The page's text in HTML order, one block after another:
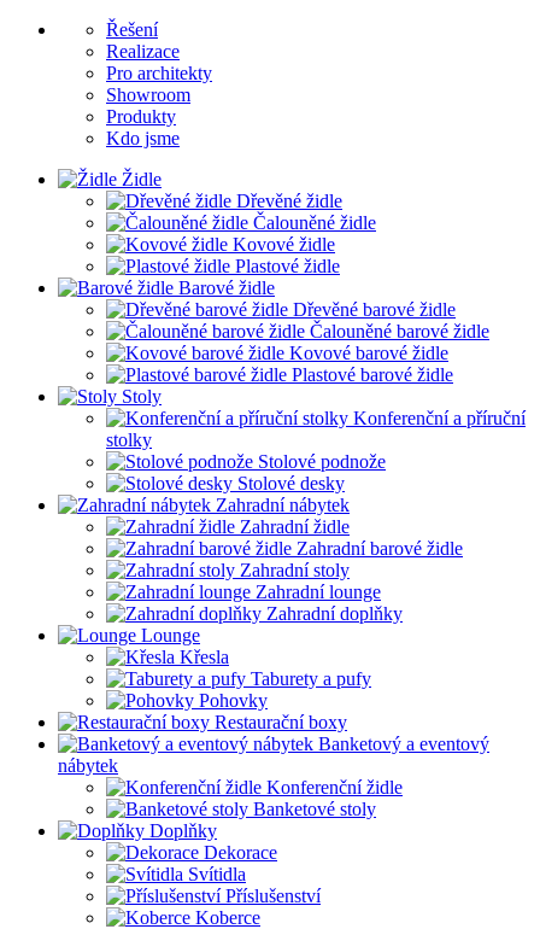
Řešení
Realizace
Pro architekty
Showroom
Produkty
Kdo jsme
Židle
Dřevěné židle
Čalouněné židle
Kovové židle
Plastové židle
Barové židle
Dřevěné barové židle
Čalouněné barové židle
Kovové barové židle
Plastové barové židle
Stoly
Konferenční a příruční
stolky
Stolové podnože
Stolové desky
Zahradní nábytek
Zahradní židle
Zahradní barové židle
Zahradní stoly
Zahradní lounge
Zahradní doplňky
Lounge
Křesla
Taburety a pufy
Pohovky
Restaurační boxy
Banketový a eventový
nábytek
Konferenční židle
Banketové stoly
Doplňky
Dekorace
Svítidla
Příslušenství
Koberce